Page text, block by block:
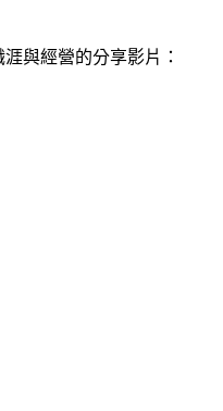
與經營的分享影片：